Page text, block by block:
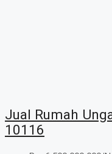
Jual Rumah
10116